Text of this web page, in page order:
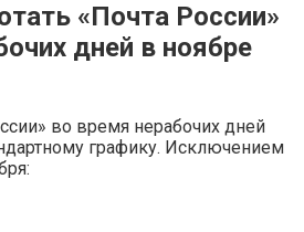
«‎Почта России»
дней в ноябре
во время нерабочих дней
графику. Исключением